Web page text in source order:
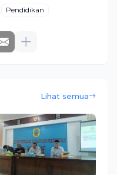
Pendidikan
Lihat semua